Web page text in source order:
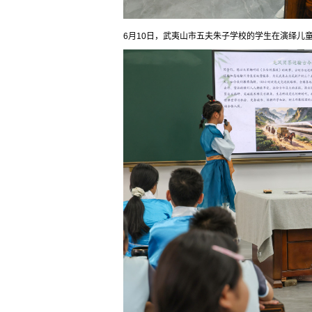
6月10日，武夷山市五夫朱子学校的学生在演绎儿